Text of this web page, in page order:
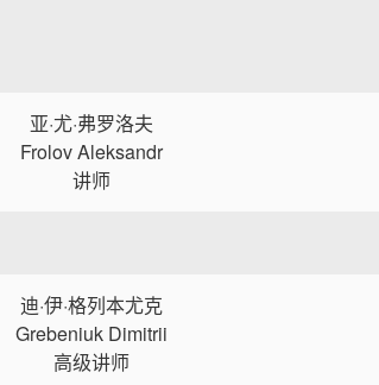
亚·尤·弗罗洛夫
Frolov Aleksandr
讲师
迪·伊·格列本尤克
Grebeniuk Dimitrii
高级讲师